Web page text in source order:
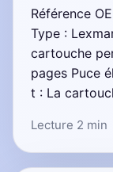
Référence
Type :
cartouche
pages Puce
t : La
Lecture 2 min